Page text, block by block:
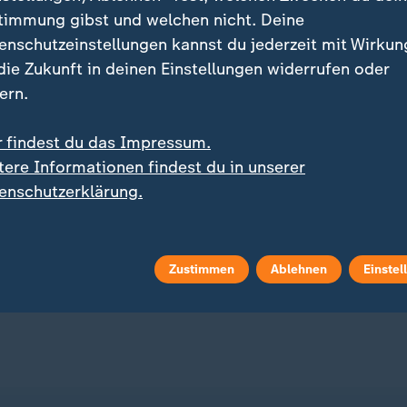
Dollar:
Vor Start in die Saison der 2.
Wohin führt Herthas
gibst und welchen nicht. Deine
kannst du jederzeit mit
Zukunft in deinen Einstellungen widerrufen oder
findest du das Impressum.
Informationen findest du in unserer
Zustimmen Ablehnen